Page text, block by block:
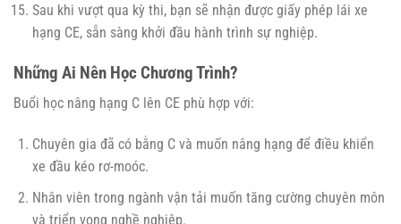
Sau khi vượt qua kỳ thi, bạn sẽ nhận được giấy phép lái xe
hạng CE, sẵn sàng khởi đầu hành trình sự nghiệp.
Những Ai Nên Học Chương Trình?
Buổi học nâng hạng C lên CE phù hợp với:
Chuyên gia đã có bằng C và muốn nâng hạng để điều khiển
xe đầu kéo rơ-moóc.
Nhân viên trong ngành vận tải muốn tăng cường chuyên môn
và triển vọng nghề nghiệp.